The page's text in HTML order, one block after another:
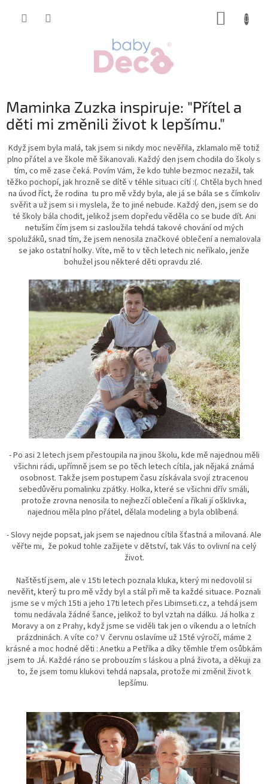
Maminka Zuzka inspiruje: "Přítel a
děti mi změnili život k lepšímu."
Když jsem byla malá, tak jsem si nikdy moc nevěřila, zklamalo mě totiž
plno přátel a ve škole mě šikanovali. Každý den jsem chodila do školy s
tím, co mě zase čeká. Povím Vám, že kdo tuhle bezmoc nezažil, tak
těžko pochopí, jak hrozně se dítě v téhle situaci cítí :(. Chtěla bych hned
na úvod říct, že rodina tu pro mě vždy byla, ale já se bála se s čímkoliv
svěřit a už jsem si i myslela, že to jiné nebude. Každý den, jsem se do
té školy bála chodit, jelikož jsem dopředu věděla co se bude dít. Ani
netuším čím jsem si zasloužila tehdá takové chování od mých
spolužáků, snad tím, že jsem nenosila značkové oblečení a nemalovala
se jako ostatní holky. Víte, mě to v těch letech nic neříkalo, jenže
bohužel jsou některé děti opravdu zlé.
- Po asi 2 letech jsem přestoupila na jinou školu, kde mě najednou měli
všichni rádi, upřímně jsem se po těch letech cítila, jak nějaká známá
osobnost. Takže jsem postupem času získávala svojí ztracenou
sebedůvěru pomalinku zpátky. Holka, které se všichni dřív smáli,
protože zrovna nenosila to nejhezčí oblečení a říkali jí ošklivka,
najednou měla plno přátel, dělala modeling a byla oblíbená.
- Slovy nejde popsat, jak jsem se najednou cítila šťastná a milovaná. Ale
věřte mi, že pokud tohle zažijete v dětství, tak Vás to ovlivní na celý
život.
Naštěstí jsem, ale v 15ti letech poznala kluka, který mi nedovolil si
nevěřit, který tu pro mě vždy byl a stál při mě ta každé situace. Poznali
jsme se v mých 15ti a jeho 17ti letech přes Libimseti.cz, a tehdá jsem
tomu nedávala žádné šance, jelikož to byl vztah na dálku. Já holka z
Moravy a on z Prahy, když jsme se viděli tak jen o víkendu a o letních
prázdninách. A víte co? V červnu oslavíme už 15té výročí, máme 2
krásné a moc hodné děti : Anetku a Petříka a díky těmhle třem osůbkám
jsem to JÁ. Každé ráno se probouzím s láskou a plná života, a děkuji za
to, že jsem tomu klukovi tehdá napsala, protože mi změnil život k
lepšímu.